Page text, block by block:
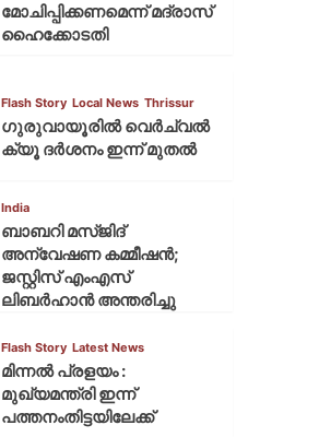
മോചിപ്പിക്കണമെന്ന് മദ്രാസ്
ഹൈക്കോടതി
Flash Story Local News Thrissur
ഗുരുവായൂരില്‍ വെര്‍ച്വല്‍
ക്യൂ ദര്‍ശനം ഇന്ന് മുതല്‍
India
ബാബറി മസ്ജിദ്
അന്വേഷണ കമ്മീഷന്‍;
ജസ്റ്റിസ് എംഎസ്
ലിബര്‍ഹാന്‍ അന്തരിച്ചു
Flash Story Latest News
മിന്നല്‍ പ്രളയം :
മുഖ്യമന്ത്രി ഇന്ന്
പത്തനംതിട്ടയിലേക്ക്